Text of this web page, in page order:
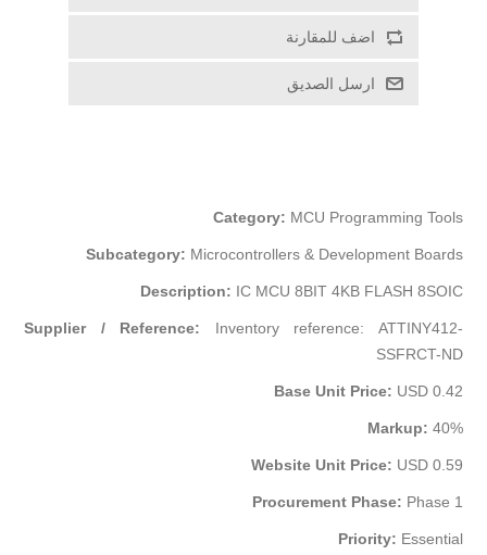
اضف للمقارنة
ارسل الصديق
Category: MCU Programming Tools
Subcategory: Microcontrollers & Development Boards
Description: IC MCU 8BIT 4KB FLASH 8SOIC
Supplier / Reference: Inventory reference: ATTINY412-
SSFRCT-ND
Base Unit Price: USD 0.42
Markup: 40%
Website Unit Price: USD 0.59
Procurement Phase: Phase 1
Priority: Essential